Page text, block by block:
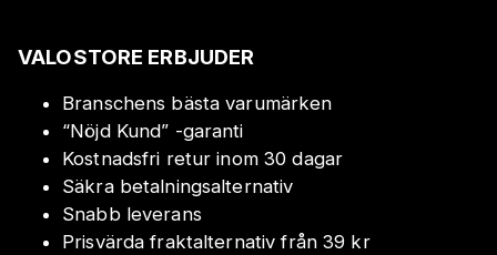
VALOSTORE ERBJUDER
Branschens bästa varumärken
“Nöjd Kund” -garanti
Kostnadsfri retur inom 30 dagar
Säkra betalningsalternativ
Snabb leverans
Prisvärda fraktalternativ från 39 kr